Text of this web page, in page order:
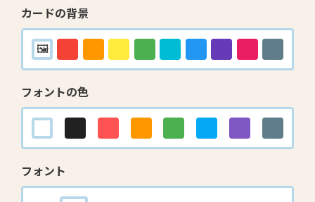
カードの背景
フォントの色
フォント